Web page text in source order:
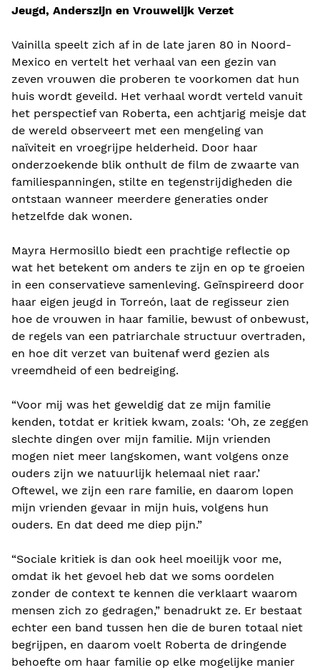
Jeugd, Anderszijn en Vrouwelijk Verzet
Vainilla speelt zich af in de late jaren 80 in Noord-
Mexico en vertelt het verhaal van een gezin van
zeven vrouwen die proberen te voorkomen dat hun
huis wordt geveild. Het verhaal wordt verteld vanuit
het perspectief van Roberta, een achtjarig meisje dat
de wereld observeert met een mengeling van
naïviteit en vroegrijpe helderheid. Door haar
onderzoekende blik onthult de film de zwaarte van
familiespanningen, stilte en tegenstrijdigheden die
ontstaan ​​wanneer meerdere generaties onder
hetzelfde dak wonen.
Mayra Hermosillo biedt een prachtige reflectie op
wat het betekent om anders te zijn en op te groeien
in een conservatieve samenleving. Geïnspireerd door
haar eigen jeugd in Torreón, laat de regisseur zien
hoe de vrouwen in haar familie, bewust of onbewust,
de regels van een patriarchale structuur overtraden,
en hoe dit verzet van buitenaf werd gezien als
vreemdheid of een bedreiging.
“Voor mij was het geweldig dat ze mijn familie
kenden, totdat er kritiek kwam, zoals: ‘Oh, ze zeggen
slechte dingen over mijn familie. Mijn vrienden
mogen niet meer langskomen, want volgens onze
ouders zijn we natuurlijk helemaal niet raar.’
Oftewel, we zijn een rare familie, en daarom lopen
mijn vrienden gevaar in mijn huis, volgens hun
ouders. En dat deed me diep pijn.”
“Sociale kritiek is dan ook heel moeilijk voor me,
omdat ik het gevoel heb dat we soms oordelen
zonder de context te kennen die verklaart waarom
mensen zich zo gedragen,” benadrukt ze. Er bestaat
echter een band tussen hen die de buren totaal niet
begrijpen, en daarom voelt Roberta de dringende
behoefte om haar familie op elke mogelijke manier